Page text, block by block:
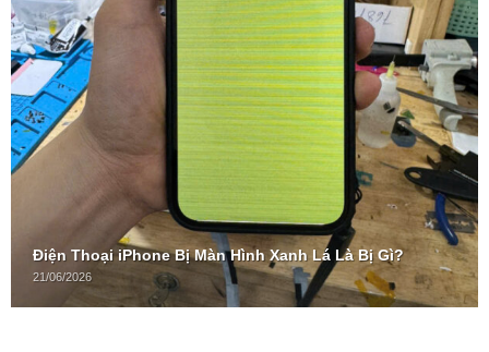
Điện Thoại iPhone Bị Màn Hình Xanh Lá Là Bị Gì?
21/06/2026